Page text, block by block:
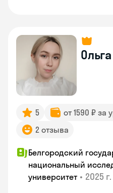
Ольга
5 от 1590 ₽ за
2 отзыва
Белгородский
национальный
университет • 2025 г.